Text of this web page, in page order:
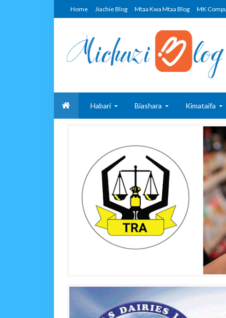
Home Jiachie Blog Mtaa Kwa Mtaa Blog MK
Habari Biashara Kimataifa